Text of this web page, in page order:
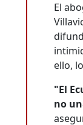
El
ello,
"El
no